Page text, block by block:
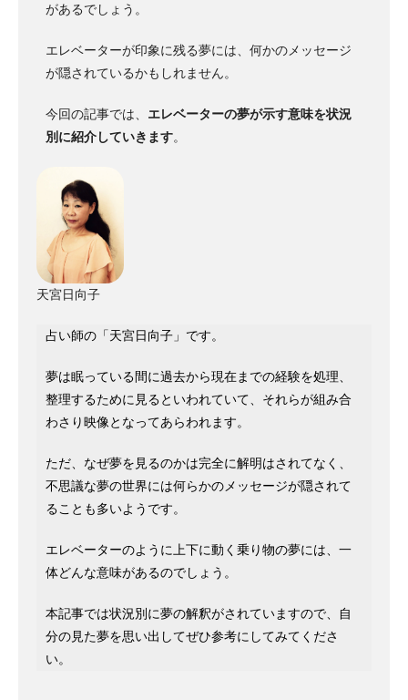
があるでしょう。
エレベーターが印象に残る夢には、何かのメッセージ
が隠されているかもしれません。
今回の記事では、 エレベーターの夢が示す意味を状況
別に紹介していきます。
天宮日向子
占い師の「天宮日向子」です。
夢は眠っている間に過去から現在までの経験を処理、
整理するために見るといわれていて、それらが組み合
わさり映像となってあらわれます。
ただ、なぜ夢を見るのかは完全に解明はされてなく、
不思議な夢の世界には何らかのメッセージが隠されて
ることも多いようです。
エレベーターのように上下に動く乗り物の夢には、一
体どんな意味があるのでしょう。
本記事では状況別に夢の解釈がされていますので、自
分の見た夢を思い出してぜひ参考にしてみてくださ
い。